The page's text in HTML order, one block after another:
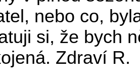
nebo co,
si, že bych
Zdraví R.